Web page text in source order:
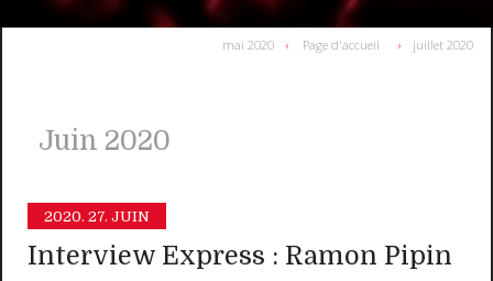
mai 2020 Page d'accueil juillet 2020
Juin 2020
2020. 27. JUIN
Interview Express : Ramon Pipin